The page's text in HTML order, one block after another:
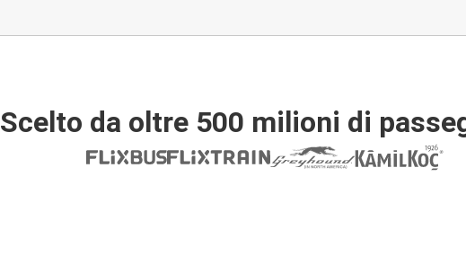
Scelto da oltre 500 milioni di